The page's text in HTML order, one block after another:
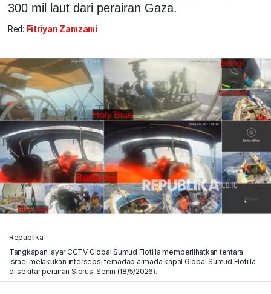
300 mil laut dari perairan Gaza.
Red: Fitriyan Zamzami
Republika
Tangkapan layar CCTV Global Sumud Flotilla memperlihatkan tentara
Israel melakukan intersepsi terhadap armada kapal Global Sumud Flotilla
di sekitar perairan Siprus, Senin (18/5/2026).